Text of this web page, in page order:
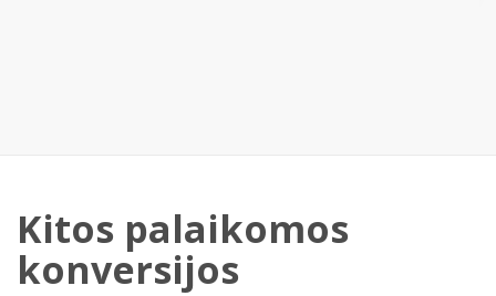
Kitos palaikomos
konversijos